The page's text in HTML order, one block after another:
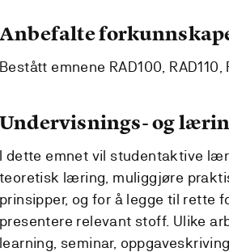
Anbefalte
Bestått emnene RAD100, RAD110,
Undervisnings- og
I dette emnet vil studentaktive
teoretisk læring, muliggjøre
prinsipper, og for å legge til rette
presentere relevant stoff. Ulike
learning, seminar,